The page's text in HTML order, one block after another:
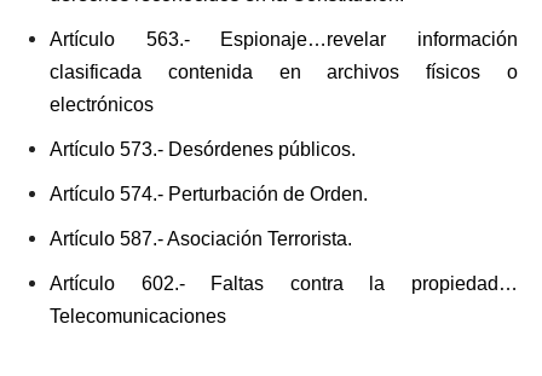
Artículo 563.- Espionaje…revelar información
clasificada contenida en archivos físicos o
electrónicos
Artículo 573.- Desórdenes públicos.
Artículo 574.- Perturbación de Orden.
Artículo 587.- Asociación Terrorista.
Artículo 602.- Faltas contra la propiedad…
Telecomunicaciones